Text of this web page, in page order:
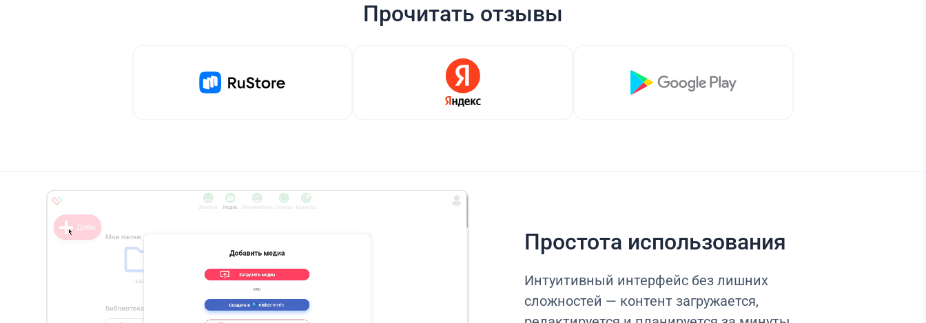
Прочитать отзывы
Простота использования
Интуитивный интерфейс без лишних
сложностей — контент загружается,